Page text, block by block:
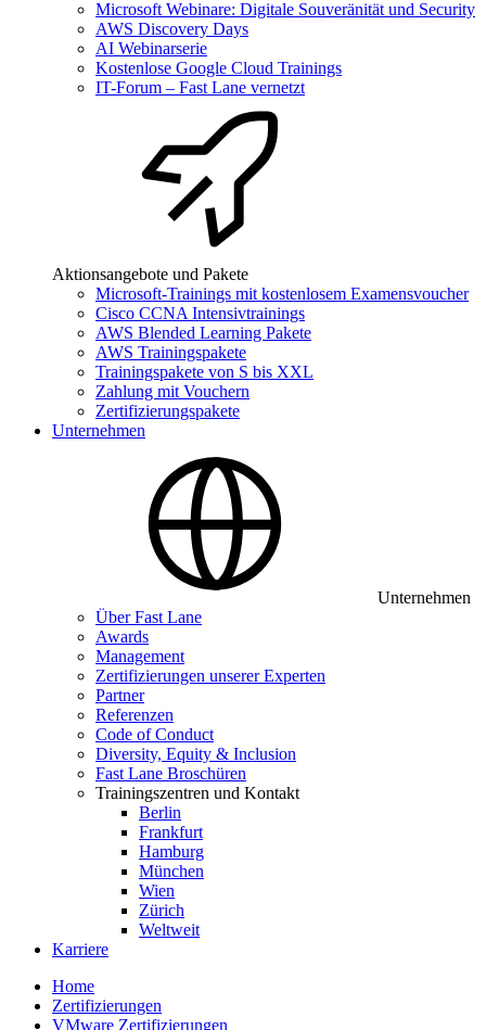
Microsoft Webinare: Digitale Souveränität und Security
AWS Discovery Days
AI Webinarserie
Kostenlose Google Cloud Trainings
IT-Forum – Fast Lane vernetzt
Aktionsangebote und Pakete
Microsoft-Trainings mit kostenlosem Examensvoucher
Cisco CCNA Intensivtrainings
AWS Blended Learning Pakete
AWS Trainingspakete
Trainingspakete von S bis XXL
Zahlung mit Vouchern
Zertifizierungspakete
Unternehmen
Unternehmen
Über Fast Lane
Awards
Management
Zertifizierungen unserer Experten
Partner
Referenzen
Code of Conduct
Diversity, Equity & Inclusion
Fast Lane Broschüren
Trainingszentren und Kontakt
Berlin
Frankfurt
Hamburg
München
Wien
Zürich
Weltweit
Karriere
Home
Zertifizierungen
VMware Zertifizierungen